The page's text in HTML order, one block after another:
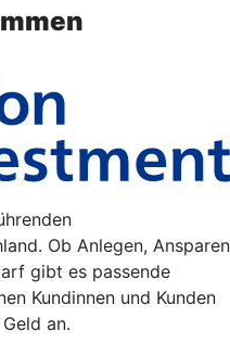
Ob Anlegen, Ansparen
gibt es passende
Kundinnen und Kunden
an.